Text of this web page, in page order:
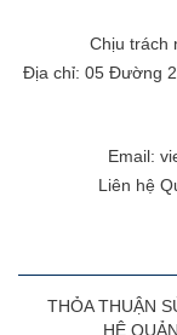
Chịu trách
Địa chỉ: 05 Đường
Email:
Liên hệ
THỎA THUẬN
HỆ